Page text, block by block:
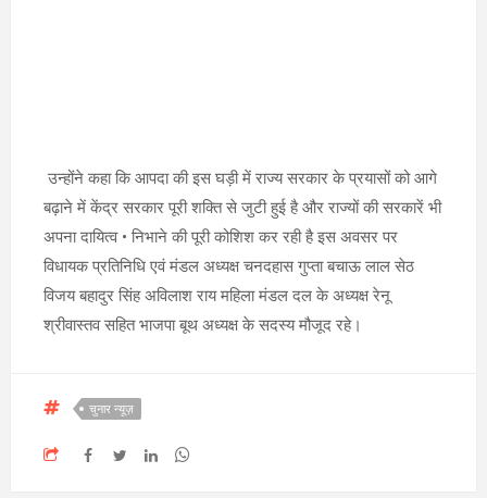
उन्होंने कहा कि आपदा की इस घड़ी में राज्य सरकार के प्रयासों को आगे
बढ़ाने में केंद्र सरकार पूरी शक्ति से जुटी हुई है और राज्यों की सरकारें भी
अपना दायित्व • निभाने की पूरी कोशिश कर रही है इस अवसर पर
विधायक प्रतिनिधि एवं मंडल अध्यक्ष चनदहास गुप्ता बचाऊ लाल सेठ
विजय बहादुर सिंह अविलाश राय महिला मंडल दल के अध्यक्ष रेनू
श्रीवास्तव सहित भाजपा बूथ अध्यक्ष के सदस्य मौजूद रहे।
चुनार न्यूज़